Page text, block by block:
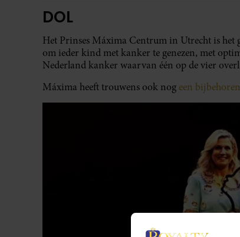
DOL
Het Prinses Máxima Centrum in Utrecht is het
om ieder kind met kanker te genezen, met
Nederland kanker waarvan één op de vier
Máxima heeft trouwens ook nog een